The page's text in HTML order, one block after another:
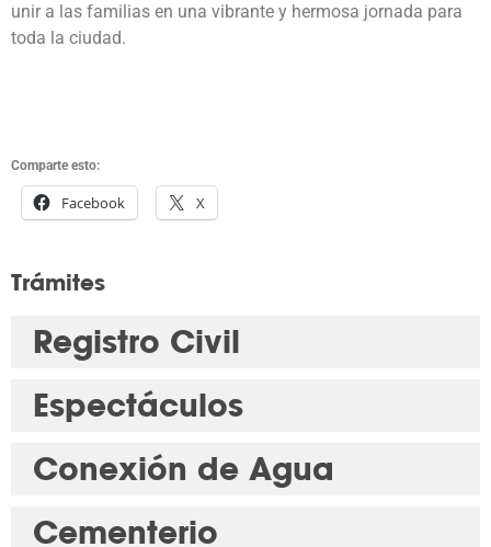
unir a las familias en una vibrante y hermosa jornada para
toda la ciudad.
Comparte esto:
Facebook X
Trámites
Registro Civil
Espectáculos
Conexión de Agua
Cementerio